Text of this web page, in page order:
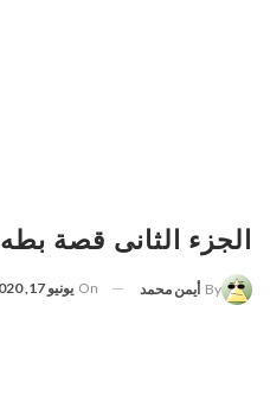
الجزء الثانى قصة بطه
By أيمن محمد On يونيو 17, 2020